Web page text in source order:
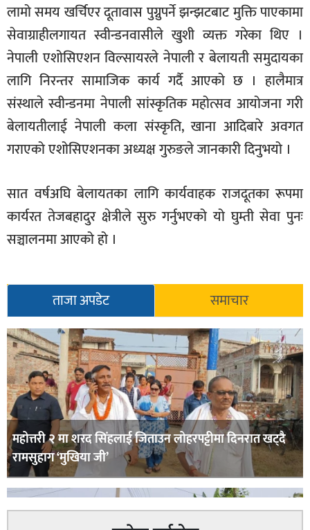
लामो समय खर्चिएर दूतावास पुग्नुपर्ने झन्झटबाट मुक्ति पाएकामा
सेवाग्राहीलगायत स्वीन्डनवासीले खुशी व्यक्त गरेका थिए ।
नेपाली एशोसिएशन विल्सायरले नेपाली र बेलायती समुदायका
लागि निरन्तर सामाजिक कार्य गर्दै आएको छ । हालैमात्र
संस्थाले स्वीन्डनमा नेपाली सांस्कृतिक महोत्सव आयोजना गरी
बेलायतीलाई नेपाली कला संस्कृति, खाना आदिबारे अवगत
गराएको एशोसिएशनका अध्यक्ष गुरुङले जानकारी दिनुभयो ।
सात वर्षअघि बेलायतका लागि कार्यवाहक राजदूतका रूपमा
कार्यरत तेजबहादुर क्षेत्रीले सुरु गर्नुभएको यो घुम्ती सेवा पुनः
सञ्चालनमा आएको हो ।
ताजा अपडेट समाचार
महोत्तरी २ मा शरद सिंहलाई जिताउन लोहरपट्टीमा दिनरात खट्दै
रामसुहाग ‘मुखिया जी’